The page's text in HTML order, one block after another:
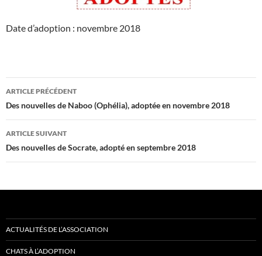
Date d’adoption : novembre 2018
Navigation
des
articles
ARTICLE PRÉCÉDENT
Des nouvelles de Naboo (Ophélia), adoptée en novembre 2018
ARTICLE SUIVANT
Des nouvelles de Socrate, adopté en septembre 2018
ACTUALITÉS DE L’ASSOCIATION
CHATS À L’ADOPTION